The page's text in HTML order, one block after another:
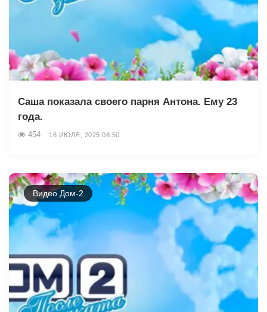
Саша показала своего парня Антона. Ему 23
года.
454 16 ИЮЛЯ, 2025 08:50
Видео Дом-2